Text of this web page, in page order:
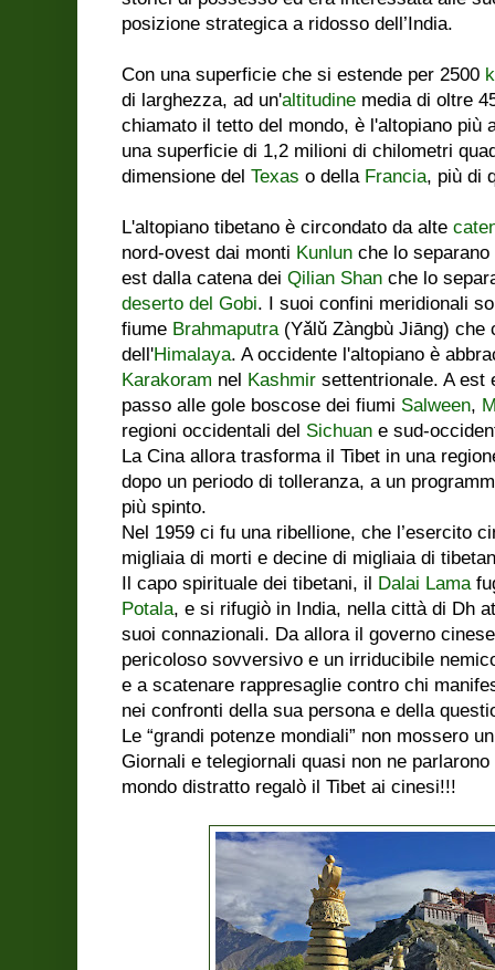
posizione strategica a ridosso dell’India.
Con una superficie che si estende per 2500
di larghezza, ad un'altitudine media di oltre
chiamato il tetto del mondo, è l'altopiano più
una superficie di 1,2 milioni di chilometri
dimensione del Texas o della Francia, più di
L'altopiano tibetano è circondato da alte
nord-ovest dai monti Kunlun che lo
est dalla catena dei Qilian Shan che lo
deserto del Gobi. I suoi confini meridionali
fiume Brahmaputra(Yǎlǔ Zàngbù Jiāng) che
dell'Himalaya. A occidente l'altopiano è
Karakoram nel Kashmir settentrionale. A est
passo alle gole boscose dei fiumi Salween,
regioni occidentali del Sichuan e sud-
La Cina allora trasforma il Tibet in una
dopo un periodo di tolleranza, a un
più spinto.
Nel 1959 ci fu una ribellione, che l’esercito
migliaia di morti e decine di migliaia di
Il capo spirituale dei tibetani, il Dalai Lama
Potala, e si rifugiò in India, nella città di Dh
suoi connazionali. Da allora il governo
pericoloso sovversivo e un irriducibile
e a scatenare rappresaglie contro chi
nei confronti della sua persona e della
Le “grandi potenze mondiali” non mossero
Giornali e telegiornali quasi non ne
mondo distratto regalò il Tibet ai cinesi!!!